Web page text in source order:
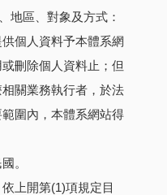
地區、對象及方式：
個人資料予本體系網
刪除個人資料止；但
關業務執行者，於法
圍內，本體系網站得
。
上開第(1)項規定目